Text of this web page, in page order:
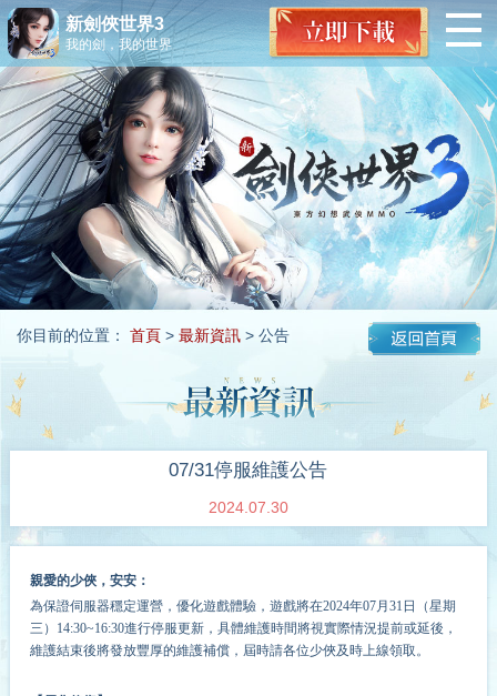
新劍俠世界3
我的劍，我的世界
你目前的位置： 首頁> 最新資訊> 公告
07/31停服維護公告
2024.07.30
親愛的少俠，安安：
為保證伺服器穩定運營，優化遊戲體驗， 遊戲將在2024年07月31 日（星期
三 ） 14:30~16:30進行停服更新，具體維護時間將視實際情況提前或延後，
維護結束後將發放豐厚的維護補償，屆時請各位少俠及時上線領取。